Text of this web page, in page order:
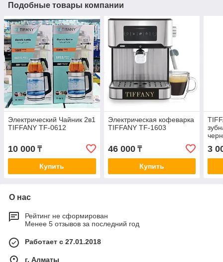
Подобные товары компании
Электрический Чайник 2в1
TIFFANY TF-0612
10 000 ₸
Купить
Электрическая кофеварка
TIFFANY TF-1603
46 000₸
Купить
3
О нас
Рейтинг не сформирован
Менее 5 отзывов за последний год
Работает с 27.01.2018
г. Алматы